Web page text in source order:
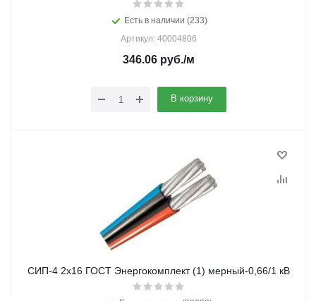
Есть в наличии (233)
Артикул: 40004806
346.06 руб./м
В корзину
СИП-4 2х16 ГОСТ Энергокомплект (1) мерный-0,66/1 кВ